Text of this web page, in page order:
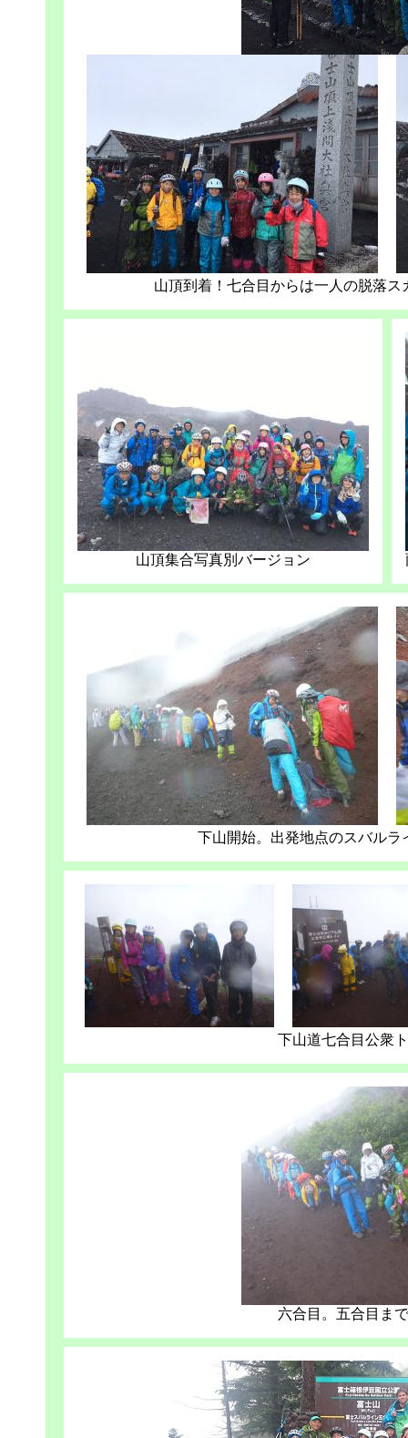
山頂到着！七合目からは一人の脱落
山頂集合写真別バージョン
下山開始。出発地点のスバル
下山道七合目公衆
六合目。五合目ま